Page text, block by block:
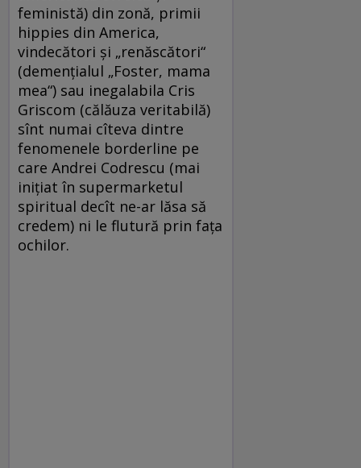
feministă) din zonă, primii
hippies din America,
vindecători şi „renăscători“
(demenţialul „Foster, mama
mea“) sau inegalabila Cris
Griscom (călăuza veritabilă)
sînt numai cîteva dintre
fenomenele borderline pe
care Andrei Codrescu (mai
iniţiat în supermarketul
spiritual decît ne-ar lăsa să
credem) ni le flutură prin faţa
ochilor.